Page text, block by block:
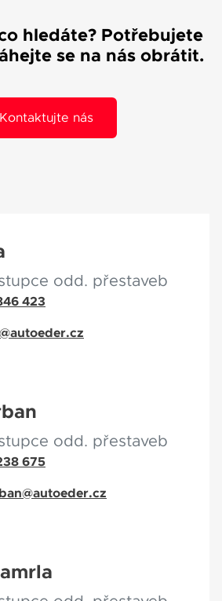
hledáte? Potřebujete
se na nás obrátit.
Kontaktujte nás
odd. přestaveb
423
odd. přestaveb
675
novinek
jsou povinná.